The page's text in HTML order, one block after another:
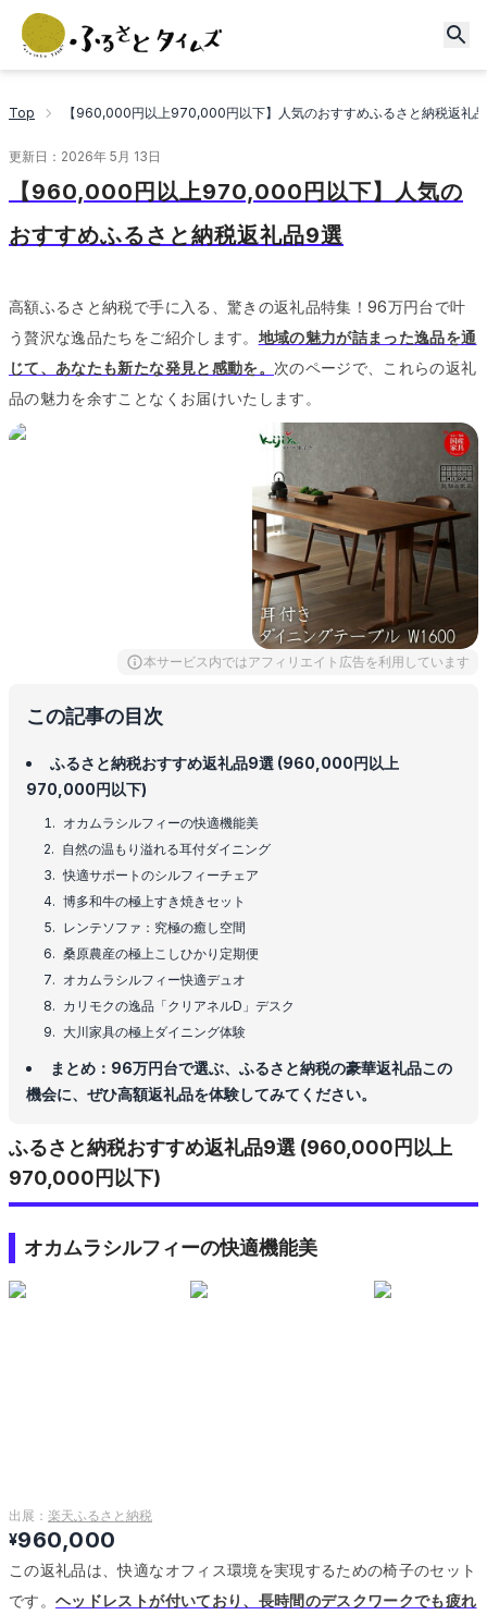
Top 【960,000円以上970,000円以下】人気のおすすめふるさと納税返礼
更新日： 2026年 5月 13日
【960,000円以上970,000円以下】人気の
おすすめふるさと納税返礼品9選
高額ふるさと納税で手に入る、驚きの返礼品特集！96万円台で叶
う贅沢な逸品たちをご紹介します。 地域の魅力が詰まった逸品を通
じて、あなたも新たな発見と感動を。 次のページで、これらの返礼
品の魅力を余すことなくお届けいたします。
本サービス内ではアフィリエイト広告を利用しています
この記事の目次
ふるさと納税おすすめ返礼品9選 (960,000円以上
970,000円以下)
オカムラシルフィーの快適機能美
自然の温もり溢れる耳付ダイニング
快適サポートのシルフィーチェア
博多和牛の極上すき焼きセット
レンテソファ：究極の癒し空間
桑原農産の極上こしひかり定期便
オカムラシルフィー快適デュオ
カリモクの逸品「クリアネルD」デスク
大川家具の極上ダイニング体験
まとめ：96万円台で選ぶ、ふるさと納税の豪華返礼品この
機会に、ぜひ高額返礼品を体験してみてください。
ふるさと納税おすすめ返礼品9選 (960,000円以上
970,000円以下)
オカムラシルフィーの快適機能美
出展： 楽天ふるさと納税
¥960,000
この返礼品は、快適なオフィス環境を実現するための椅子のセット
です。ヘッドレストが付いており、長時間のデスクワークでも疲れ